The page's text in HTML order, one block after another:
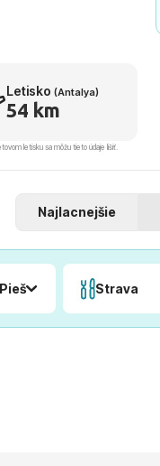
Letisko(Antalya)
54 km
letisku sa môžu tieto údaje líšiť.
Najlacnejšie
PopradStrava